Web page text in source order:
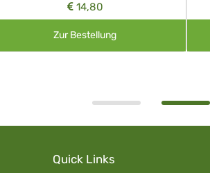
14,80
Zur Bestellung
Quick Links